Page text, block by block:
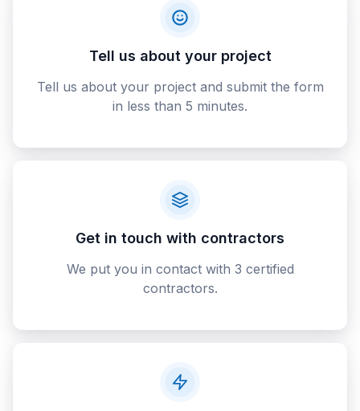
Tell us about your project
Tell us about your project and submit the form
in less than 5 minutes.
Get in touch with contractors
We put you in contact with 3 certified
contractors.